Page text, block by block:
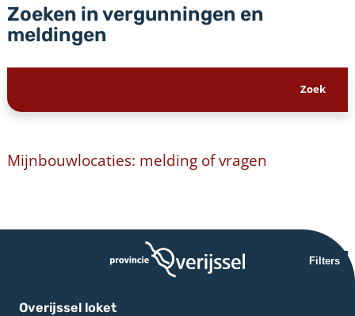
Zoeken in vergunningen en
meldingen
Mijnbouwlocaties: melding of vragen
Filters
Overijssel loket